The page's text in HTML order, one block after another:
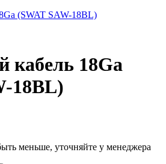
18Ga
18BL)
меньше, уточняйте у менеджера